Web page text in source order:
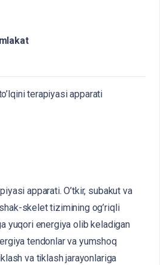
terapiyasi apparati
apparati. O’tkir, subakut va
skelet tizimining og’riqli
yuqori energiya olib keladigan
tendonlar va yumshoq
va tiklash jarayonlariga